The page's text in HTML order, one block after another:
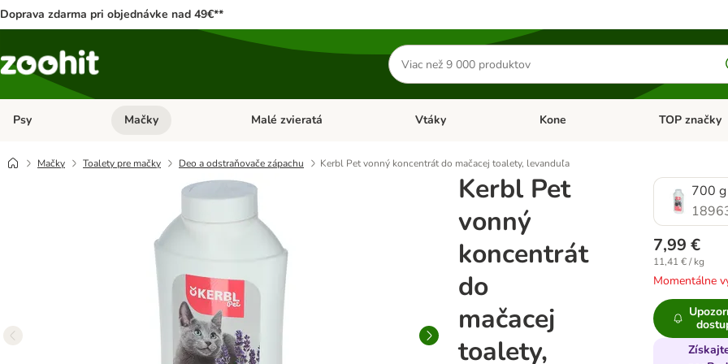
Doprava zdarma pri objednávke nad 49€**
Hľadať
produkty
Psy Otvoriť menu: Psy
Mačky Otvoriť menu: Mačky
Malé zvieratá Otvoriť menu: Malé zvieratá
Vtáky Otvoriť menu: Vtáky
Kone Otvoriť menu:
TOP značky
Mačky Toalety pre mačky Deo a odstraňovače zápachu Kerbl Pet vonný koncentrát do mačacej toalety, levanduľa
Kerbl Pet
vonný
koncentrát
do
mačacej
toalety,
700 g
7,99 €
11,41 € / kg
Momentálne